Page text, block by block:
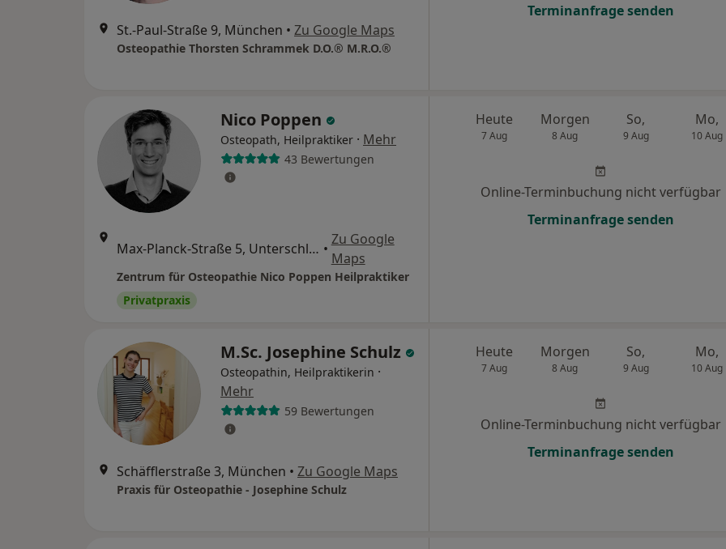
St.-Paul-Straße 9, München • Zu Google Maps
Osteopathie Thorsten Schrammek D.O.® M.R.O.®
Terminanfrage senden
Nico Poppen
Osteopath, Heilpraktiker · Mehr
43 Bewertungen
Max-Planck-Straße 5, Unterschleißheim •
Zu Google
Maps
Zentrum für Osteopathie Nico Poppen Heilpraktiker
Privatpraxis
Heute
7 Aug
Morgen
8 Aug
So,
9 Aug
Mo,
10 Aug
Online-Terminbuchung nicht verfügbar
Terminanfrage senden
M.Sc. Josephine Schulz
Osteopathin, Heilpraktikerin ·
Mehr
59 Bewertungen
Schäfflerstraße 3, München • Zu Google Maps
Praxis für Osteopathie - Josephine Schulz
Heute
7 Aug
Morgen
8 Aug
So,
9 Aug
Mo,
10 Aug
Online-Terminbuchung nicht verfügbar
Terminanfrage senden